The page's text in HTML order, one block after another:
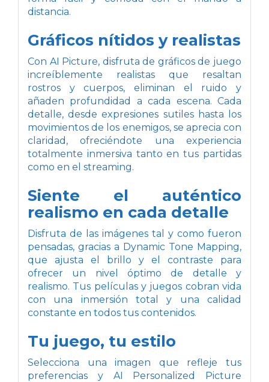
distancia.
Gráficos nítidos y realistas
Con AI Picture, disfruta de gráficos de juego
increíblemente realistas que resaltan
rostros y cuerpos, eliminan el ruido y
añaden profundidad a cada escena. Cada
detalle, desde expresiones sutiles hasta los
movimientos de los enemigos, se aprecia con
claridad, ofreciéndote una experiencia
totalmente inmersiva tanto en tus partidas
como en el streaming.
Siente el auténtico
realismo en cada detalle
Disfruta de las imágenes tal y como fueron
pensadas, gracias a Dynamic Tone Mapping,
que ajusta el brillo y el contraste para
ofrecer un nivel óptimo de detalle y
realismo. Tus películas y juegos cobran vida
con una inmersión total y una calidad
constante en todos tus contenidos.
Tu juego, tu estilo
Selecciona una imagen que refleje tus
preferencias y AI Personalized Picture